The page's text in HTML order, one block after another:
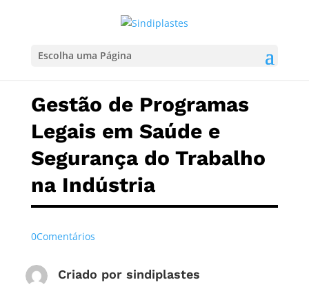
Escolha uma Página
Gestão de Programas
Legais em Saúde e
Segurança do Trabalho
na Indústria
0Comentários
Criado por sindiplastes